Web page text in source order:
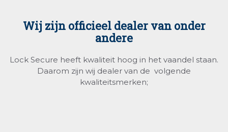
Wij zijn officieel dealer van onder
andere
Lock Secure heeft kwaliteit hoog in het vaandel staan.
Daarom zijn wij dealer van de volgende
kwaliteitsmerken;